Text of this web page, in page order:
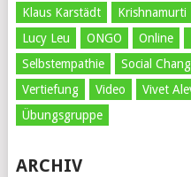
Klaus Karstädt
Krishnamurti
Lucy Leu
ONGO Online
Selbstempathie
Social
Vertiefung
Video Vivet
Übungsgruppe
ARCHIV